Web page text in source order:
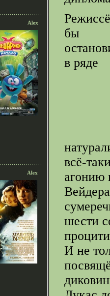
Alex
Alex
бы
в ряде
всё-
агонию
шести
И не